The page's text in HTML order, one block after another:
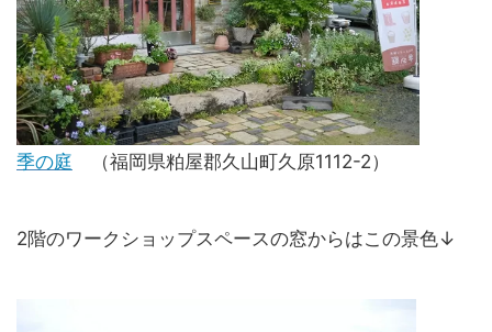
季の庭 （福岡県粕屋郡久山町久原1112-2）
2階のワークショップスペースの窓からはこの景色↓